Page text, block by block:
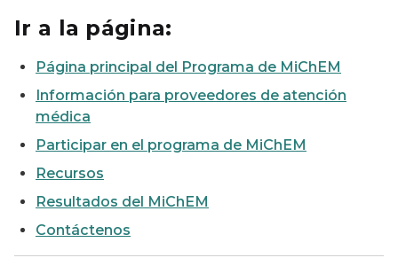
Ir a la página:
Página principal del Programa de MiChEM
Información para proveedores de atención
médica
Participar en el programa de MiChEM
Recursos
Resultados del MiChEM
Contáctenos